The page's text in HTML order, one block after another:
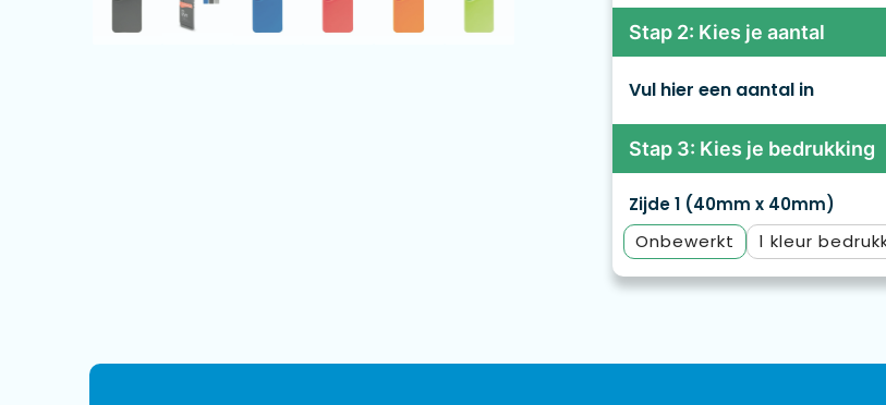
Stap 2: Kies je aantal
Vul hier een aantal in
Stap 3: Kies je bedrukking
Zijde 1 (40mm x 40mm)
Onbewerkt
1